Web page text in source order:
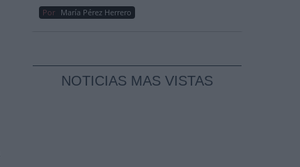
Por María Pérez Herrero
NOTICIAS MAS VISTAS